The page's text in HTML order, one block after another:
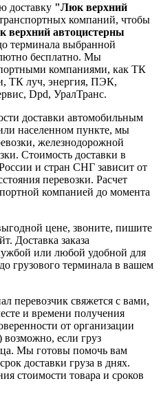
доставку "Люк верхний
компаний, чтобы
верхний автоцистерны
терминала выбранной
бесплатно. Мы
компаниями, как ТК
ТК луч, энергия, ПЭК,
Dpd, УралТранс.
доставки автомобильным
населенном пункте, мы
железнодорожной
Стоимость доставки в
и стран СНГ зависит от
перевозки. Расчет
компанией до момента
цене, звоните, пишите
Доставка заказа
или любой удобной для
грузового терминала в вашем
перевозчик свяжется с вами,
и времени получения
от организации
возможно, если груз
Мы готовы помочь вам
доставки груза в днях.
стоимости товара и сроков